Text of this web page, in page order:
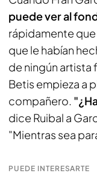
puede ver al
rápidamente
que le habían
de ningún artista
Betis empieza a
compañero.
dice Ruibal a
"Mientras sea
PUEDE INTERESARTE